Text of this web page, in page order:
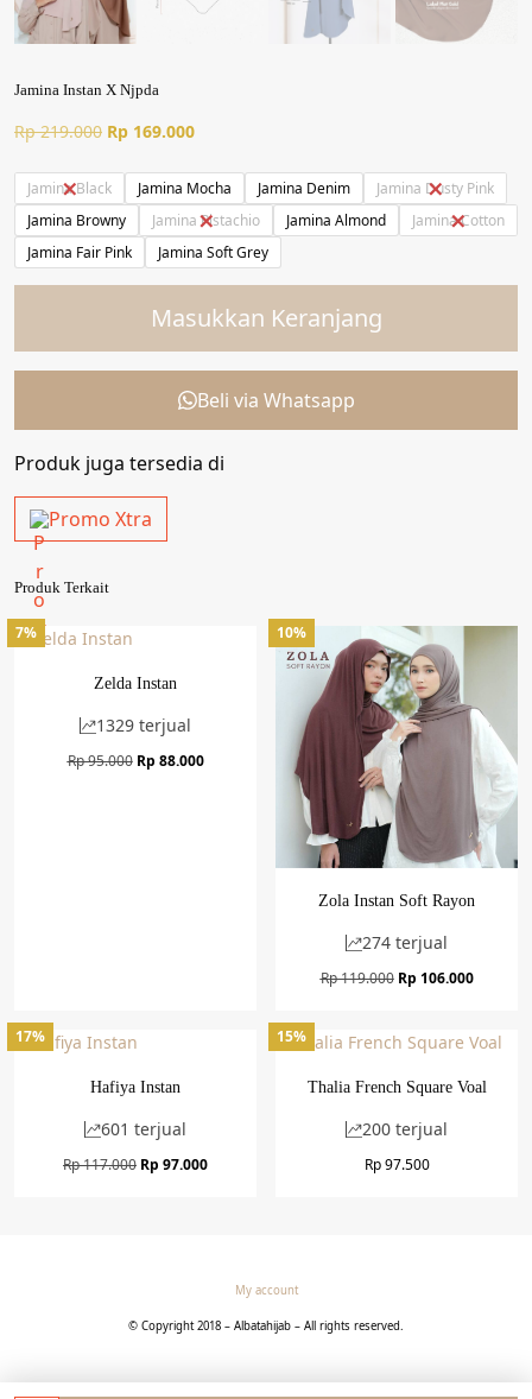
Jamina Instan X Njpda
Rp219.000 Harga
adalah:
Rp 219.000.
Rp 169.000Harga
ini
adalah:
Rp 169.000.
Jamina Black Jamina Mocha Jamina Denim
Jamina Dusty Pink
Jamina Browny
Jamina Pistachio Jamina Almond
Jamina Cotton
Jamina Fair Pink
Jamina Soft Grey
Masukkan Keranjang
Beli via Whatsapp
Produk juga tersedia di
Promo Xtra
Produk Terkait
7%
Zelda Instan
1329 terjual
Rp95.000 Harga
Rp 88.000Harga
10%
Zola Instan Soft Rayon
274 terjual
Rp119.000 Harga
Rp 119.000.
Rp 106.000Harga
adalah:
17%
Hafiya Instan
601 terjual
Rp117.000 Harga
Rp 97.000Harga
15%
Thalia French Square Voal
200 terjual
Rp97.500
My account
© Copyright 2018 – Albatahijab – All rights reserved.